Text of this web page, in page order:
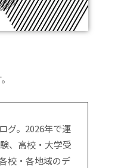
グ。2026年で運
、高校・大学受
校・各地域のデ